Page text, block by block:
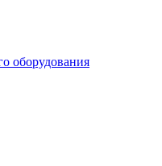
оборудования